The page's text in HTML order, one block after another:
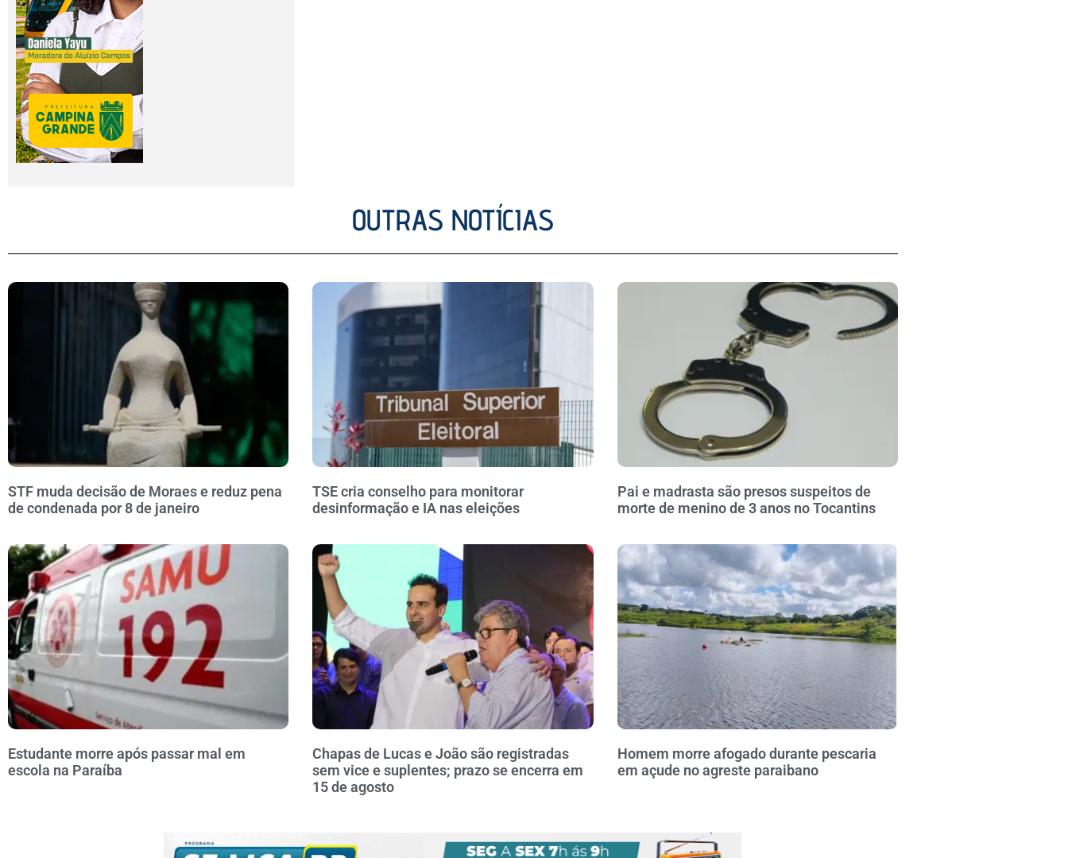
OUTRAS NOTÍCIAS
STF muda decisão de Moraes e reduz pena
de condenada por 8 de janeiro
TSE cria conselho para monitorar
desinformação e IA nas eleições
Pai e madrasta são presos suspeitos de
morte de menino de 3 anos no Tocantins
Estudante morre após passar mal em
escola na Paraíba
Chapas de Lucas e João são registradas
sem vice e suplentes; prazo se encerra em
15 de agosto
Homem morre afogado durante pescaria
em açude no agreste paraibano